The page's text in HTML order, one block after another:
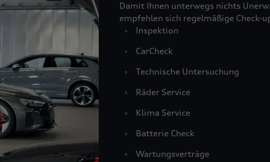
Damit Ihnen unterwegs nichts
empfehlen sich regelmäßige Check-
›
Inspektion
›
CarCheck
›
Technische Untersuchung
›
Räder Service
›
Klima Service
›
Batterie Check
›
Wartungsverträge